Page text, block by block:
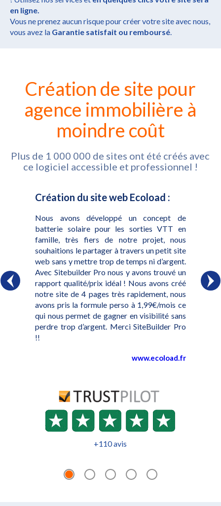
en ligne.
Vous ne prenez aucun risque pour créer votre site avec nous,
vous avez la Garantie satisfait ou remboursé.
Création de site pour
agence immobilière à
moindre coût
Plus de 1 000 000 de sites ont été créés avec
ce logiciel accessible et professionnel !
Création du site web Ecoload :
Nous avons développé un concept de
batterie solaire pour les sorties VTT en
famille, très fiers de notre projet, nous
souhaitions le partager à travers un petit site
web sans y mettre trop de temps ni d’argent.
Avec Sitebuilder Pro nous y avons trouvé un
rapport qualité/prix idéal ! Nous avons créé
notre site de 4 pages très rapidement, nous
avons pris la formule perso à 1,99€/mois ce
qui nous permet de gagner en visibilité sans
perdre trop d’argent. Merci SiteBuilder Pro
!!
www.ecoload.fr
+110 avis